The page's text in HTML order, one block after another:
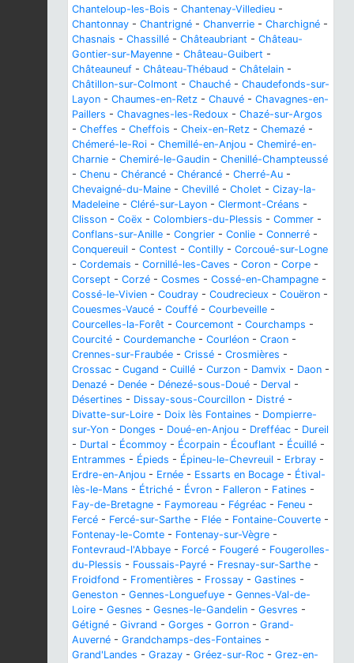
Chanteloup-les-Bois - Chantenay-Villedieu -
Chantonnay - Chantrigné - Chanverrie - Charchigné -
Chasnais - Chassillé - Châteaubriant - Château-
Gontier-sur-Mayenne - Château-Guibert -
Châteauneuf - Château-Thébaud - Châtelain -
Châtillon-sur-Colmont - Chauché - Chaudefonds-sur-
Layon - Chaumes-en-Retz - Chauvé - Chavagnes-en-
Paillers - Chavagnes-les-Redoux - Chazé-sur-Argos
- Cheffes - Cheffois - Cheix-en-Retz - Chemazé -
Chémeré-le-Roi - Chemillé-en-Anjou - Chemiré-en-
Charnie - Chemiré-le-Gaudin - Chenillé-Champteussé
- Chenu - Chérancé - Chérancé - Cherré-Au -
Chevaigné-du-Maine - Chevillé - Cholet - Cizay-la-
Madeleine - Cléré-sur-Layon - Clermont-Créans -
Clisson - Coëx - Colombiers-du-Plessis - Commer -
Conflans-sur-Anille - Congrier - Conlie - Connerré -
Conquereuil - Contest - Contilly - Corcoué-sur-Logne
- Cordemais - Cornillé-les-Caves - Coron - Corpe -
Corsept - Corzé - Cosmes - Cossé-en-Champagne -
Cossé-le-Vivien - Coudray - Coudrecieux - Couëron -
Couesmes-Vaucé - Couffé - Courbeveille -
Courcelles-la-Forêt - Courcemont - Courchamps -
Courcité - Courdemanche - Courléon - Craon -
Crennes-sur-Fraubée - Crissé - Crosmières -
Crossac - Cugand - Cuillé - Curzon - Damvix - Daon -
Denazé - Denée - Dénezé-sous-Doué - Derval -
Désertines - Dissay-sous-Courcillon - Distré -
Divatte-sur-Loire - Doix lès Fontaines - Dompierre-
sur-Yon - Donges - Doué-en-Anjou - Drefféac - Dureil
- Durtal - Écommoy - Écorpain - Écouflant - Écuillé -
Entrammes - Épieds - Épineu-le-Chevreuil - Erbray -
Erdre-en-Anjou - Ernée - Essarts en Bocage - Étival-
lès-le-Mans - Étriché - Évron - Falleron - Fatines -
Fay-de-Bretagne - Faymoreau - Fégréac - Feneu -
Fercé - Fercé-sur-Sarthe - Flée - Fontaine-Couverte -
Fontenay-le-Comte - Fontenay-sur-Vègre -
Fontevraud-l'Abbaye - Forcé - Fougeré - Fougerolles-
du-Plessis - Foussais-Payré - Fresnay-sur-Sarthe -
Froidfond - Fromentières - Frossay - Gastines -
Geneston - Gennes-Longuefuye - Gennes-Val-de-
Loire - Gesnes - Gesnes-le-Gandelin - Gesvres -
Gétigné - Givrand - Gorges - Gorron - Grand-
Auverné - Grandchamps-des-Fontaines -
Grand'Landes - Grazay - Gréez-sur-Roc - Grez-en-